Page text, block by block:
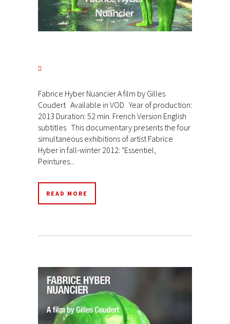
Fabrice Hyber Nuancier A film by Gilles
Coudert Available in VOD Year of production:
2013 Duration: 52 min. French Version English
subtitles This documentary presents the four
simultaneous exhibitions of artist Fabrice
Hyber in fall-winter 2012: "Essentiel,
Peintures...
READ MORE